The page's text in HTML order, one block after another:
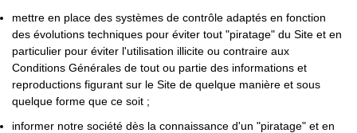
mettre en place des systèmes de contrôle adaptés en fonction
des évolutions techniques pour éviter tout "piratage" du Site et en
particulier pour éviter l'utilisation illicite ou contraire aux
Conditions Générales de tout ou partie des informations et
reproductions figurant sur le Site de quelque manière et sous
quelque forme que ce soit ;
informer notre société dès la connaissance d'un "piratage" et en